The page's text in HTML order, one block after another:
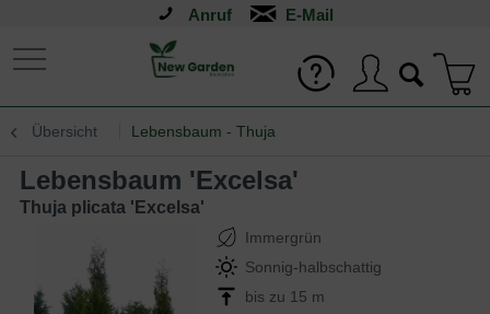
Anruf
Übersicht Lebensbaum - Thuja
Lebensbaum 'Excelsa'
Thuja plicata 'Excelsa'
Immergrün
Sonnig-halbschattig
bis zu 15 m